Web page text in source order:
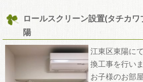
ロールスクリーン設置(タチカ
陽
江東区東陽に
換工事を行い
お子様のお部